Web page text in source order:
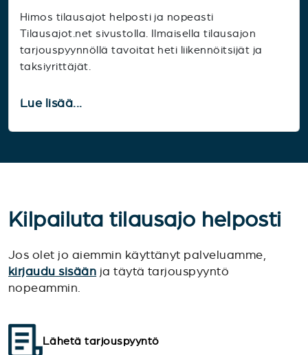
Himos tilausajot helposti ja nopeasti
Tilausajot.net sivustolla. Ilmaisella tilausajon
tarjouspyynnöllä tavoitat heti liikennöitsijät ja
taksiyrittäjät.
Lue lisää...
Kilpailuta tilausajo helposti
Jos olet jo aiemmin käyttänyt palveluamme,
kirjaudu sisään ja täytä tarjouspyyntö
nopeammin.
Lähetä tarjouspyyntö